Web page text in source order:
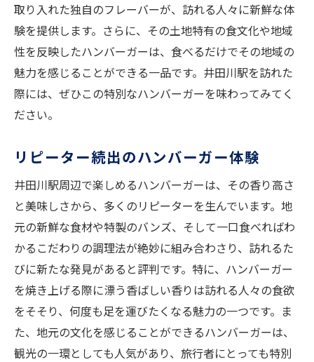
取り入れた独自のフレーバーが、訪れる人々に新鮮な体
験を提供します。さらに、その土地特有の食文化や地域
性を反映したハンバーガーは、食べるだけでその地域の
魅力を感じることができる一品です。井田川駅を訪れた
際には、ぜひこの特別なハンバーガーを味わってみてく
ださい。
リピーター続出のハンバーガー体験
井田川駅周辺で楽しめるハンバーガーは、その香り高さ
と美味しさから、多くのリピーターを生んでいます。地
元の新鮮な食材や特製のバンズ、そして一口食べればわ
かるこだわりの調理法が絶妙に組み合わさり、訪れるた
びに新たな発見があると評判です。特に、ハンバーガー
を焼き上げる際に漂う香ばしい香りは訪れる人々の食欲
をそそり、何度も足を運びたくなる魅力の一つです。ま
た、地元の文化を感じることができるハンバーガーは、
観光の一環としても人気があり、旅行者にとっても特別